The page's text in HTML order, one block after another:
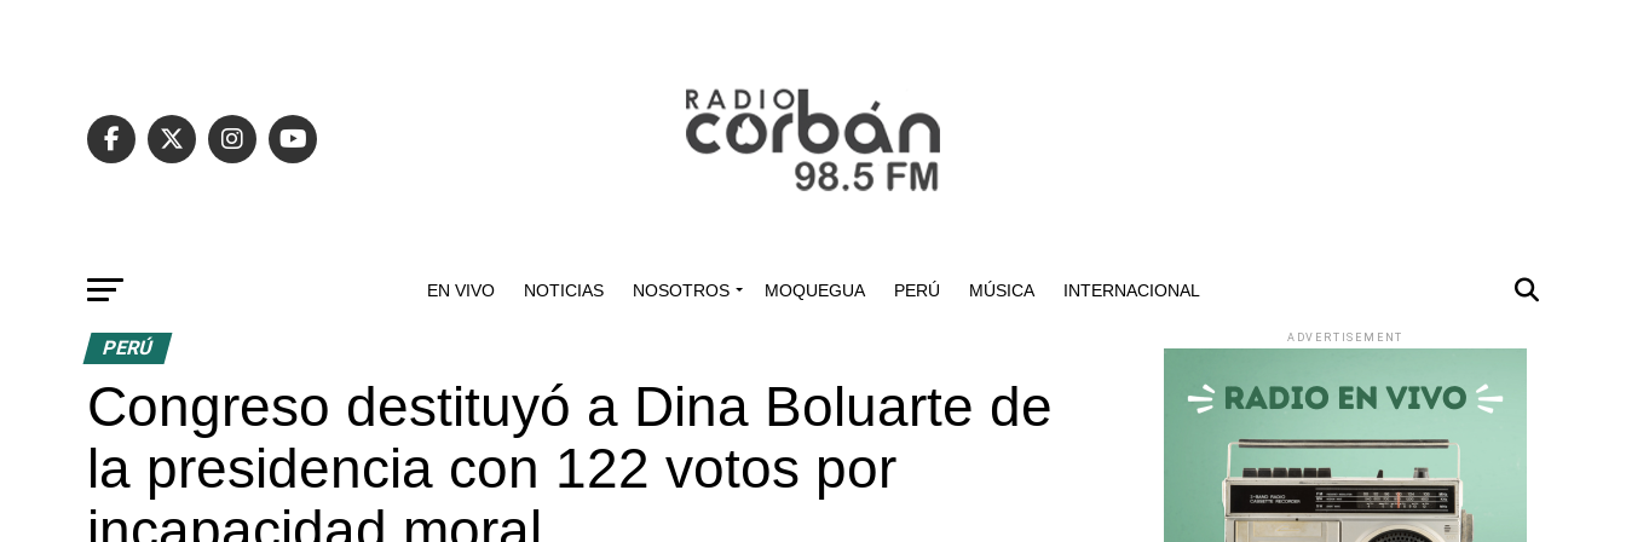
EN VIVO NOTICIAS NOSOTROS MOQUEGUA PERÚ MÚSICA INTERNACIONAL
PERÚ
Congreso destituyó a Dina Boluarte de
la presidencia con 122 votos por
ADVERTISEMENT